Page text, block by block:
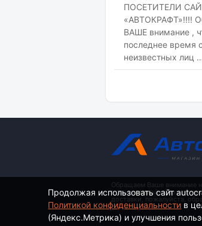
ПОСЕТИТЕЛИ
«АВТОКРАФТ»!!!!
ВАШЕ внимание ,
последнее время
неизвестных лиц …
Обращаем Ваше внимание
определяемой
доставки, пожалуйста,
Продолжая использовать сайт
Политикой конфиденциальности в
(Яндекс.Метрика) и улучшения